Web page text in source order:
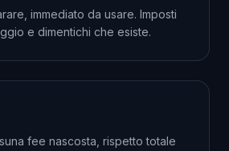
immediato da usare. Imposti
e dimentichi che esiste.
fee nascosta, rispetto totale